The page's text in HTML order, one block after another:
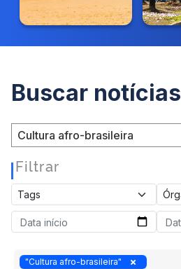
Buscar notícias
Filtrar
"Cultura afro-brasileira"